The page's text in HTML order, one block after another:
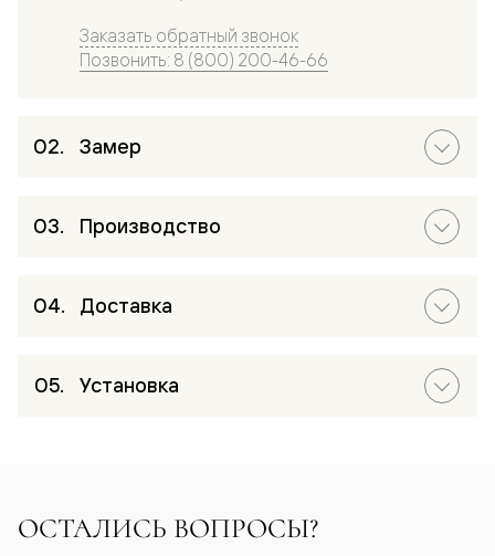
Заказать обратный звонок
Позвонить: 8 (800) 200-46-66
Замер
Производство
Доставка
Установка
ОСТАЛИСЬ ВОПРОСЫ?